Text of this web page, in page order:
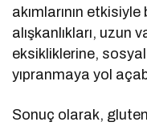
akımlarının
alışkanlıkları, uzun
eksikliklerine,
yıpranmaya yol
Sonuç olarak,